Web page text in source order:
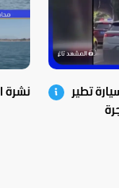
تطير
نشرة